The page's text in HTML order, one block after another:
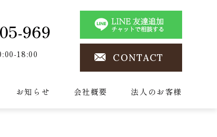
969
18:00 CONTACT
お知らせ 会社概要 法人のお客様